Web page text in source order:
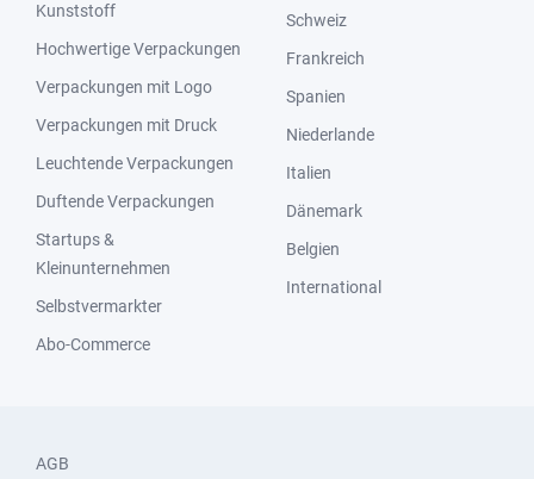
Kunststoff
Hochwertige Verpackungen
Verpackungen mit Logo
Verpackungen mit Druck
Leuchtende Verpackungen
Duftende Verpackungen
Startups &
Kleinunternehmen
Selbstvermarkter
Abo-Commerce
Schweiz
Frankreich
Spanien
Niederlande
Italien
Dänemark
Belgien
International
AGB